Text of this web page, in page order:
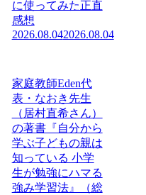
に使ってみた正直
感想
2026.08.042026.08.04
家庭教師Eden代
表・なおき先生
（居村直希さん）
の著書『自分から
学ぶ子どもの親は
知っている 小学
生が勉強にハマる
強み学習法』（総